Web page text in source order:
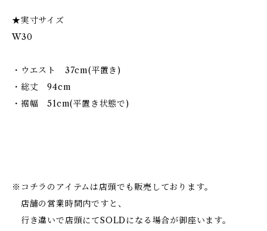
★実寸サイズ
W30
・ウエスト 37cm(平置き)
・総丈 94cm
・裾幅 51cm(平置き状態で)
※コチラのアイテムは店頭でも販売しております。
店舗の営業時間内ですと、
行き違いで店頭にてSOLDになる場合が御座います。